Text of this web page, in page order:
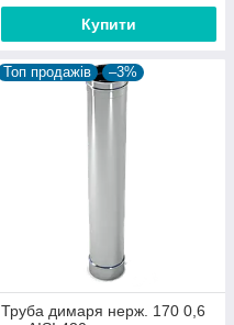
Купити
Топ продажів –3%
Труба димаря нерж. 170 0,6